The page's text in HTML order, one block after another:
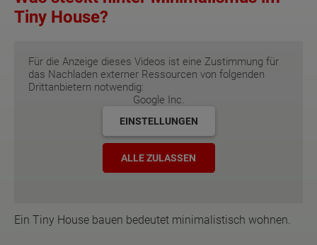
Tiny House?
Für die Anzeige dieses Videos ist eine Zustimmung für
das Nachladen externer Ressourcen von folgenden
Drittanbietern notwendig:
Google Inc.
EINSTELLUNGEN
ALLE ZULASSEN
Ein Tiny House bauen bedeutet minimalistisch wohnen.